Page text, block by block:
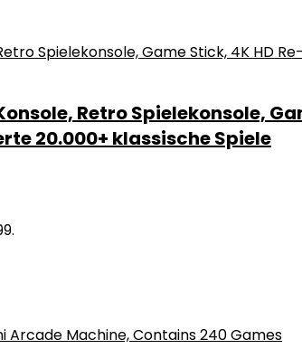
Retro Spielekonsole,
20.000+ klassische Spiele